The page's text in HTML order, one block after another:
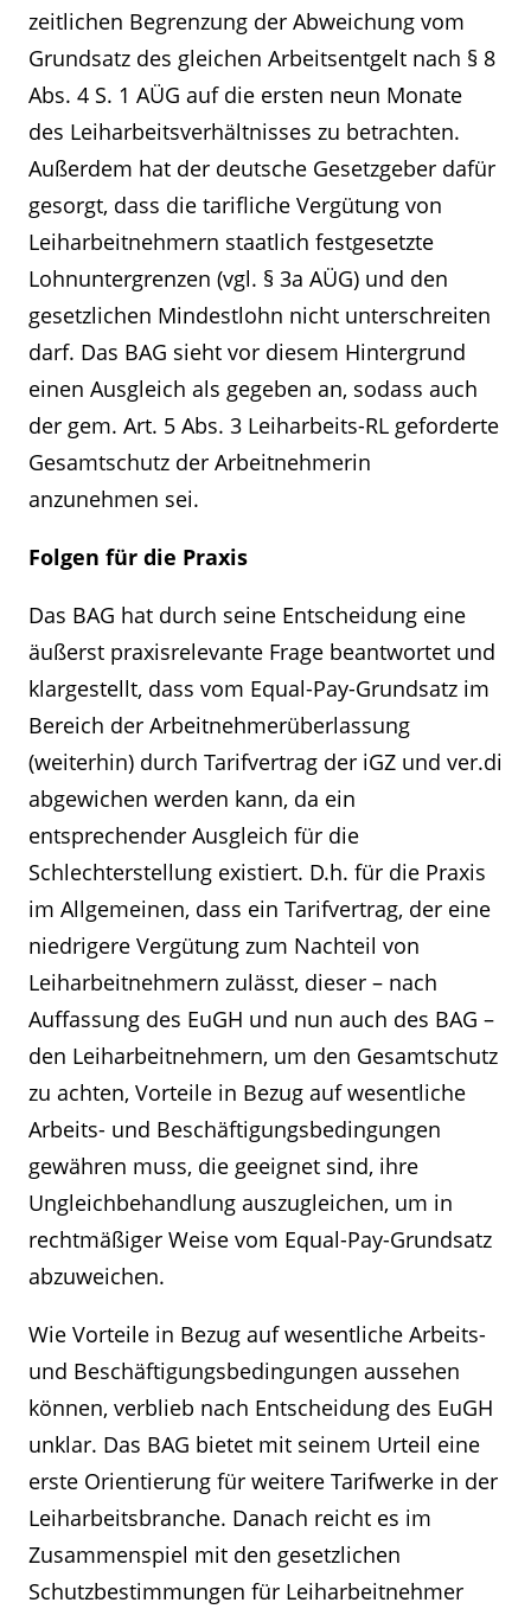
zeitlichen Begrenzung der Abweichung vom
Grundsatz des gleichen Arbeitsentgelt nach § 8
Abs. 4 S. 1 AÜG auf die ersten neun Monate
des Leiharbeitsverhältnisses zu betrachten.
Außerdem hat der deutsche Gesetzgeber dafür
gesorgt, dass die tarifliche Vergütung von
Leiharbeitnehmern staatlich festgesetzte
Lohnuntergrenzen (vgl. § 3a AÜG) und den
gesetzlichen Mindestlohn nicht unterschreiten
darf. Das BAG sieht vor diesem Hintergrund
einen Ausgleich als gegeben an, sodass auch
der gem. Art. 5 Abs. 3 Leiharbeits-RL geforderte
Gesamtschutz der Arbeitnehmerin
anzunehmen sei.
Folgen für die Praxis
Das BAG hat durch seine Entscheidung eine
äußerst praxisrelevante Frage beantwortet und
klargestellt, dass vom Equal-Pay-Grundsatz im
Bereich der Arbeitnehmerüberlassung
(weiterhin) durch Tarifvertrag der iGZ und ver.di
abgewichen werden kann, da ein
entsprechender Ausgleich für die
Schlechterstellung existiert. D.h. für die Praxis
im Allgemeinen, dass ein Tarifvertrag, der eine
niedrigere Vergütung zum Nachteil von
Leiharbeitnehmern zulässt, dieser – nach
Auffassung des EuGH und nun auch des BAG –
den Leiharbeitnehmern, um den Gesamtschutz
zu achten, Vorteile in Bezug auf wesentliche
Arbeits- und Beschäftigungsbedingungen
gewähren muss, die geeignet sind, ihre
Ungleichbehandlung auszugleichen, um in
rechtmäßiger Weise vom Equal-Pay-Grundsatz
abzuweichen.
Wie Vorteile in Bezug auf wesentliche Arbeits-
und Beschäftigungsbedingungen aussehen
können, verblieb nach Entscheidung des EuGH
unklar. Das BAG bietet mit seinem Urteil eine
erste Orientierung für weitere Tarifwerke in der
Leiharbeitsbranche. Danach reicht es im
Zusammenspiel mit den gesetzlichen
Schutzbestimmungen für Leiharbeitnehmer